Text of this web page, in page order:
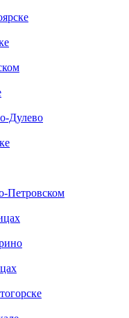
Дулево
Петровском